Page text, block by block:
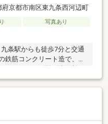
府京都市南区東九条西河辺町
写真あり
条駅からも徒歩7分と交通
鉄筋コンクリート造で、南